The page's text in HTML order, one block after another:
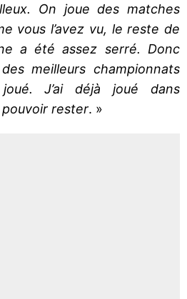
On joue des matches
vous l’avez vu, le reste de
a été assez serré. Donc
meilleurs championnats
J’ai déjà joué dans
pouvoir rester. »